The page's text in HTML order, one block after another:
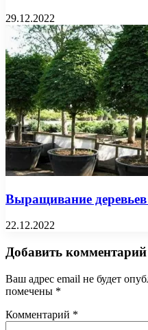
29.12.2022
Выращивание деревьев
22.12.2022
Добавить комментарий
Ваш адрес email не будет
помечены *
Комментарий *